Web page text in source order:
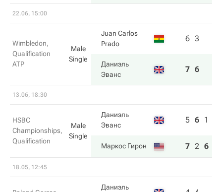
22.06, 15:00
Wimbledon,
Qualification
ATP
Male
Single
Juan Carlos
Prado
6 3
Даниэль
Эванс
7 6
13.06, 18:30
HSBC
Championships,
Qualification
Male
Single
Даниэль
Эванс
5 6 1
Маркос Гирон 7 2 6
18.05, 12:45
Даниэль